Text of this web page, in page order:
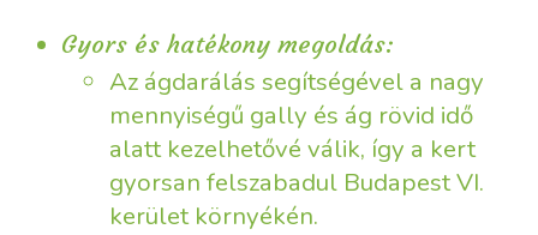
Gyors és hatékony megoldás:
Az ágdarálás segítségével a nagy
mennyiségű gally és ág rövid idő
alatt kezelhetővé válik, így a kert
gyorsan felszabadul Budapest VI.
kerület környékén.